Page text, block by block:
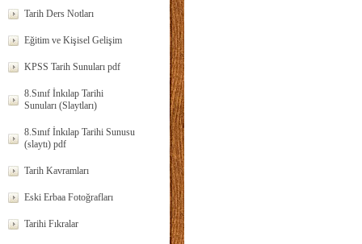
Tarih Ders Notları
Eğitim ve Kişisel Gelişim
KPSS Tarih Sunuları pdf
8.Sınıf İnkılap Tarihi
Sunuları (Slaytları)
8.Sınıf İnkılap Tarihi Sunusu
(slaytı) pdf
Tarih Kavramları
Eski Erbaa Fotoğrafları
Tarihi Fıkralar